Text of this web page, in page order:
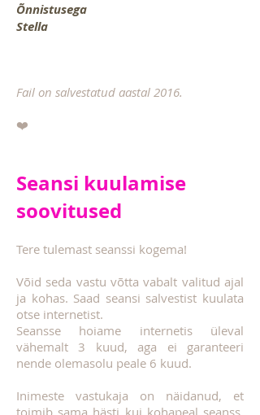
Õnnistusega
Stella
Fail on salvestatud aastal 2016.
❤️
Seansi kuulamise
soovitused
Tere tulemast seanssi kogema!
Võid seda vastu võtta vabalt valitud ajal
ja kohas. Saad seansi salvestist kuulata
otse internetist.
Seansse hoiame internetis üleval
vähemalt 3 kuud, aga ei garanteeri
nende olemasolu peale 6 kuud.
Inimeste vastukaja on näidanud, et
toimib sama hästi kui kohapeal seanss.